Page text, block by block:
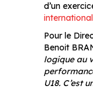
d’un
Pour le
Benoit
logique au
U18. C’est